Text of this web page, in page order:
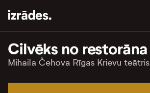
Cilvēks no restorāna
Mihaila Čehova Rīgas Krievu teātris